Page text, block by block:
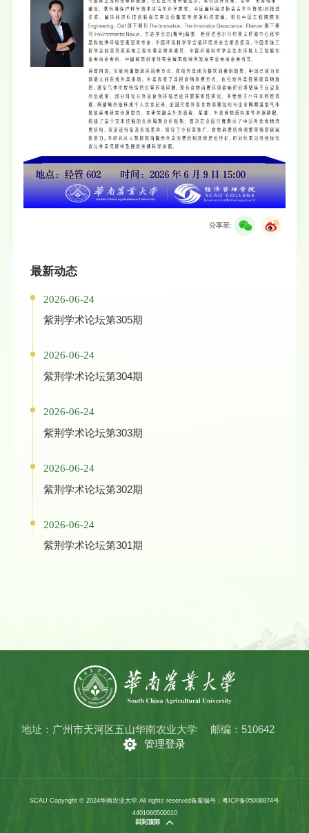
分享至:
最新动态
2026-06-24
紫荆学术论坛第305期
2026-06-24
紫荆学术论坛第304期
2026-06-24
紫荆学术论坛第303期
2026-06-24
紫荆学术论坛第302期
2026-06-24
紫荆学术论坛第301期
地址：广州市天河区五山华南农业大学
邮编：510642
管理登录
SCAU Copyright © 2024华南农业大学 All rights reserved备案编号：粤ICP备05008874号
4401060500010
回到顶部